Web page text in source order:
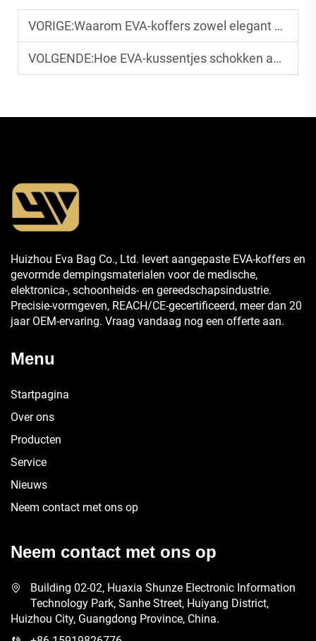
VORIGE:Waarom EVA-koffers zowel elegant als functioneel zijn
VOLGENDE:Hoe EVA-kussentjes schokken absorberen tijdens transport
Huizhou Eva Bag Co., Ltd. levert aangepaste EVA-koffers en
gevormde dempingsmaterialen voor de medische,
elektronica-, schoonheids- en gereedschapsindustrie.
Precisie-vormgeven, REACH/CE-gecertificeerd, meer dan 20
jaar OEM-ervaring. Vraag vandaag nog een offerte aan.
Menu
Startpagina
Over ons
Producten
Service
Nieuws
Neem contact met ons op
Neem contact met ons op
Building 02-02, Huaxia Shunze Electronic Information
Technology Park, Sanhe Street, Huiyang District,
Huizhou City, Guangdong Province, China.